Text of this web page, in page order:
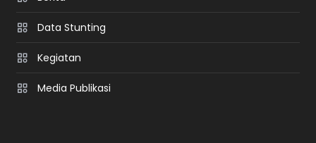
Data Stunting
Kegiatan
Media Publikasi